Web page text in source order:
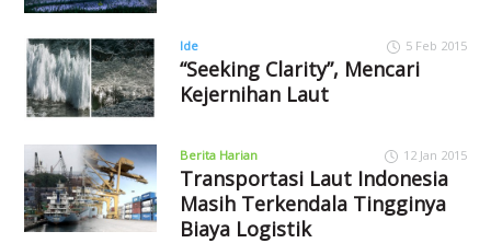
Ide 5 Feb 2015
“Seeking Clarity”, Mencari
Kejernihan Laut
Berita Harian 12 Jan 2015
Transportasi Laut Indonesia
Masih Terkendala Tingginya
Biaya Logistik